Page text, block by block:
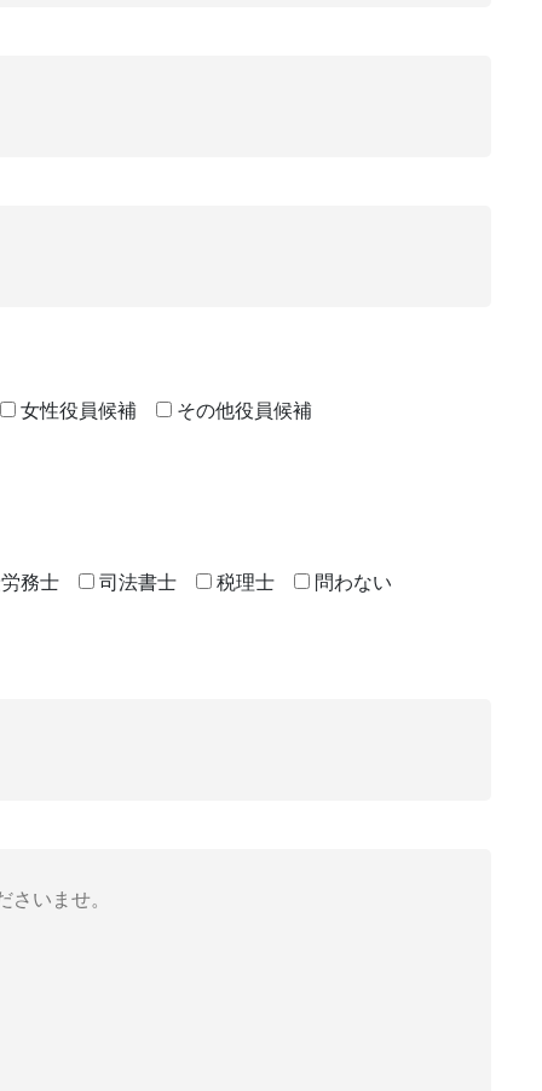
女性役員候補 その他役員候補
務士 司法書士 税理士 問わない